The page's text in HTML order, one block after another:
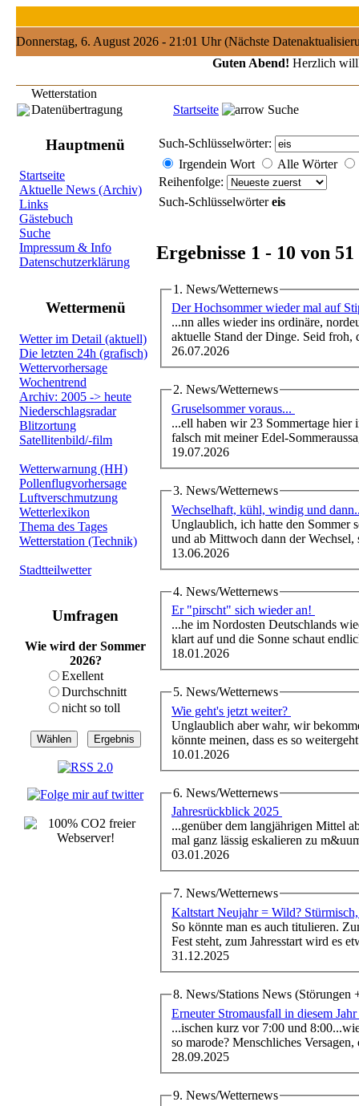
Donnerstag, 6. August 2026 - 21:01 Uhr (Nächste
Guten Abend! Herzlich
Wetterstation
Startseite
Suche
Datenübertragung
Hauptmenü
Startseite
Aktuelle News (Archiv)
Links
Gästebuch
Suche
Impressum & Info
Datenschutzerklärung
Wettermenü
Wetter im Detail (aktuell)
Die letzten 24h (grafisch)
Wettervorhersage
Wochentrend
Archiv: 2005 -> heute
Niederschlagsradar
Blitzortung
Satellitenbild/-film
Wetterwarnung (HH)
Pollenflugvorhersage
Luftverschmutzung
Wetterlexikon
Thema des Tages
Wetterstation (Technik)
Stadtteilwetter
Umfragen
Wie wird der Sommer
2026?
Exellent
Durchschnitt
nicht so toll
Such-Schlüsselwörter:
Irgendein Wort
Alle Wörter
Reihenfolge:
Such-Schlüsselwörtereis
Ergebnisse 1 - 10 von 51
1. News/Wetternews
Der Hochsommer wieder mal auf
...nn alles wieder ins ordinäre,
aktuelle Stand der Dinge. Seid froh,
26.07.2026
2. News/Wetternews
Gruselsommer voraus...
...ell haben wir 23 Sommertage
falsch mit meiner Edel-
19.07.2026
3. News/Wetternews
Wechselhaft, kühl, windig und
Unglaublich, ich hatte den Sommer
und ab Mittwoch dann der Wechsel,
13.06.2026
4. News/Wetternews
Er "pirscht" sich wieder an!
...he im Nordosten Deutschlands
klart auf und die Sonne schaut
18.01.2026
5. News/Wetternews
Wie geht's jetzt weiter?
Unglaublich aber wahr, wir
könnte meinen, dass es so
10.01.2026
6. News/Wetternews
Jahresrückblick 2025
...genüber dem langjährigen Mittel
mal ganz lässig eskalieren zu
03.01.2026
7. News/Wetternews
Kaltstart Neujahr = Wild?
So könnte man es auch titulieren.
Fest steht, zum Jahresstart wird es
31.12.2025
8. News/Stations News
Erneuter Stromausfall in diesem Jahr
...ischen kurz vor 7:00 und
so marode? Menschliches
28.09.2025
9. News/Wetternews